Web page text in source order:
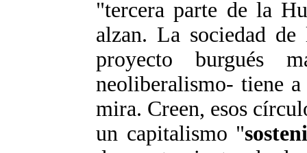
"tercera parte de la
alzan. La sociedad de
proyecto burgués
neoliberalismo- tiene
mira. Creen, esos
un capitalismo "